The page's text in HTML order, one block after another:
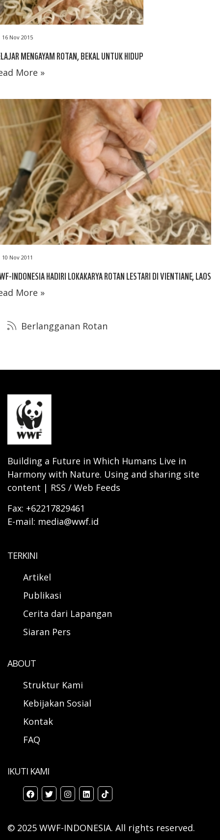
16 Nov 2015
MENGAYAM ROTAN, BEKAL UNTUK HIDUP
More »
10 Nov 2011
INDONESIA HADIRI LOKAKARYA ROTAN LESTARI DI VIENTIANE, LAOS
More »
Berlangganan Rotan
Building a Future in Which Humans Live in
Harmony with Nature. Using and sharing site
content | RSS / Web Feeds
Fax: +62217829461
E-mail: media@wwf.id
TERKINI
Artikel
Publikasi
Cerita dari Lapangan
Siaran Pers
ABOUT
Struktur Kami
Kebijakan Sosial
Kontak
FAQ
IKUTI KAMI
© 2025 WWF-INDONESIA. All rights reserved.